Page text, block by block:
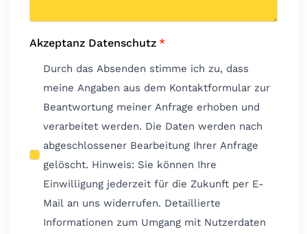
Akzeptanz Datenschutz *
Durch das Absenden stimme ich zu, dass
meine Angaben aus dem Kontaktformular zur
Beantwortung meiner Anfrage erhoben und
verarbeitet werden. Die Daten werden nach
abgeschlossener Bearbeitung Ihrer Anfrage
gelöscht. Hinweis: Sie können Ihre
Einwilligung jederzeit für die Zukunft per E-
Mail an uns widerrufen. Detaillierte
Informationen zum Umgang mit Nutzerdaten